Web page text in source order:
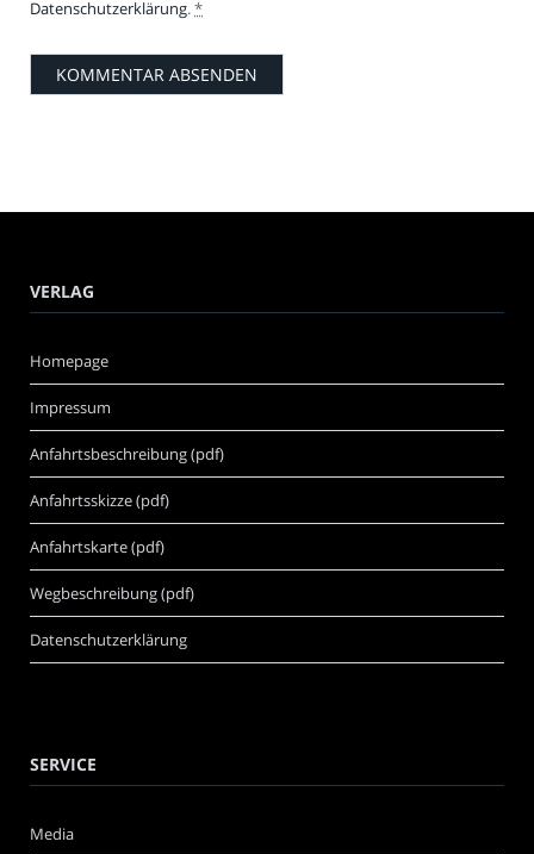
Datenschutzerklärung.*
VERLAG
Homepage
Impressum
Anfahrtsbeschreibung (pdf)
Anfahrtsskizze (pdf)
Anfahrtskarte (pdf)
Wegbeschreibung (pdf)
Datenschutzerklärung
SERVICE
Media